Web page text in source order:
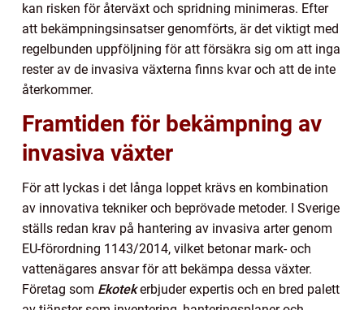
kan risken för återväxt och spridning minimeras. Efter
att bekämpningsinsatser genomförts, är det viktigt med
regelbunden uppföljning för att försäkra sig om att inga
rester av de invasiva växterna finns kvar och att de inte
återkommer.
Framtiden för bekämpning av
invasiva växter
För att lyckas i det långa loppet krävs en kombination
av innovativa tekniker och beprövade metoder. I Sverige
ställs redan krav på hantering av invasiva arter genom
EU-förordning 1143/2014, vilket betonar mark- och
vattenägares ansvar för att bekämpa dessa växter.
Företag som Ekotek erbjuder expertis och en bred palett